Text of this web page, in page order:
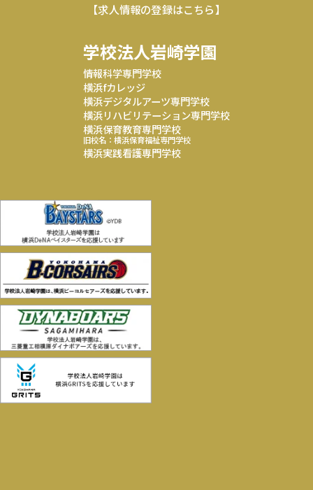
【求人情報の登録はこちら】
学校法人岩崎学園
情報科学専門学校
横浜fカレッジ
横浜デジタルアーツ専門学校
横浜リハビリテーション専門学校
横浜保育教育専門学校
旧校名：横浜保育福祉専門学校
横浜実践看護専門学校